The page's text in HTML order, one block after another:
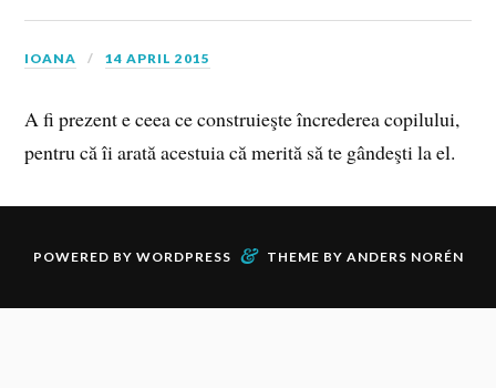
IOANA 14 APRIL 2015
A fi prezent e ceea ce construieşte încrederea copilului,
pentru că îi arată acestuia că merită să te gândeşti la el.
POWERED BY WORDPRESS & THEME BY ANDERS NORÉN